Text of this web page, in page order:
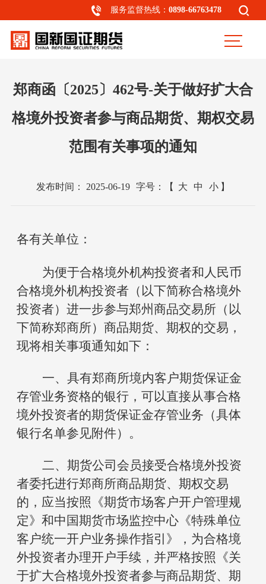
服务监督热线：0898-66763478
郑商函〔2025〕462号-关于做好扩大合
格境外投资者参与商品期货、期权交易
范围有关事项的通知
发布时间： 2025-06-19 字号： 【 大 中 小 】
各有关单位：
为便于合格境外机构投资者和人民币
合格境外机构投资者（以下简称合格境外
投资者）进一步参与郑州商品交易所（以
下简称郑商所）商品期货、期权的交易，
现将相关事项通知如下：
一、 具有郑商所境内客户期货保证金
存管业务资格的银行，可以直接从事合格
境外投资者的期货保证金存管业务（具体
银行名单参见附件）。
二、期货公司会员接受合格境外投资
者委托进行郑商所商品期货、期权交易
的，应当按照《期货市场客户开户管理规
定》和中国期货市场监控中心《特殊单位
客户统一开户业务操作指引》，为合格境
外投资者办理开户手续，并严格按照《关
于扩大合格境外投资者参与商品期货、期